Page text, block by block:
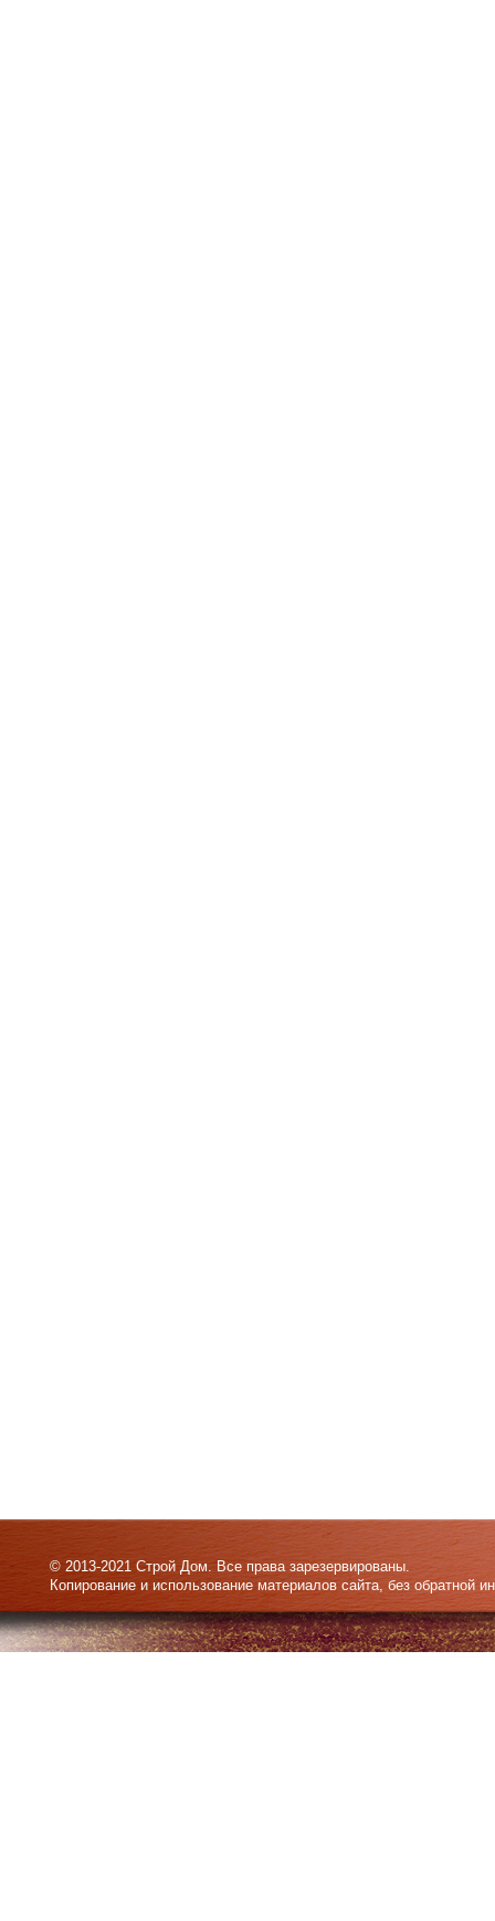
© 2013-2021 Строй Дом. Все права зарезервированы.
Копирование и использование материалов сайта, без обратной